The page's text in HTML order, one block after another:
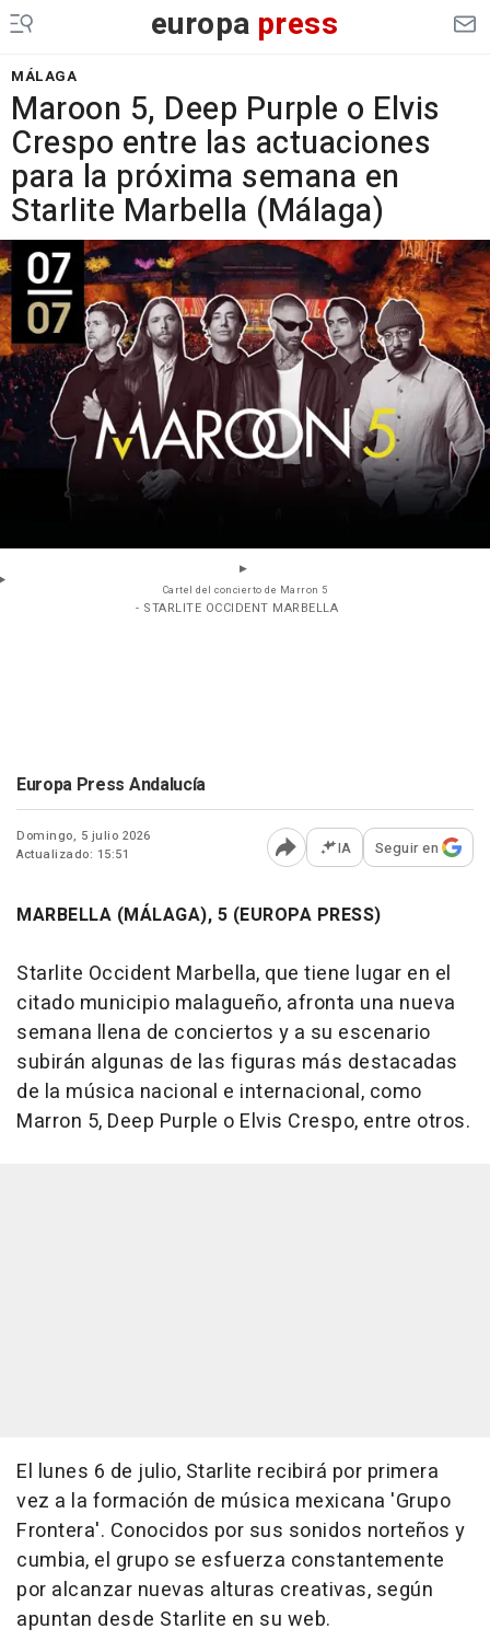
europa press
MÁLAGA
Maroon 5, Deep Purple o Elvis
Crespo entre las actuaciones
para la próxima semana en
Starlite Marbella (Málaga)
Cartel del concierto de Marron 5
- STARLITE OCCIDENT MARBELLA
Europa Press Andalucía
Domingo, 5 julio 2026
Actualizado: 15:51
Abrir opciones para
IA Seguir en
MARBELLA (MÁLAGA), 5 (EUROPA PRESS)
Starlite Occident Marbella, que tiene lugar en el
citado municipio malagueño, afronta una nueva
semana llena de conciertos y a su escenario
subirán algunas de las figuras más destacadas
de la música nacional e internacional, como
Marron 5, Deep Purple o Elvis Crespo, entre otros.
El lunes 6 de julio, Starlite recibirá por primera
vez a la formación de música mexicana 'Grupo
Frontera'. Conocidos por sus sonidos norteños y
cumbia, el grupo se esfuerza constantemente
por alcanzar nuevas alturas creativas, según
apuntan desde Starlite en su web.